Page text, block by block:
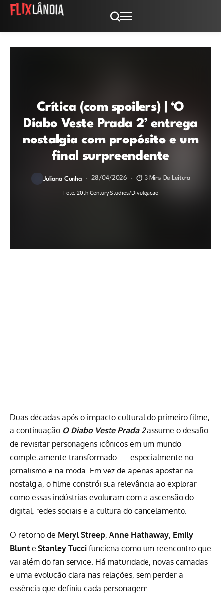
Crítica (com spoilers) | ‘O
Diabo Veste Prada 2’ entrega
nostalgia com propósito e um
final surpreendente
Juliana Cunha 28/04/2026 3 Mins De Leitura
Foto: 20th Century Studios/Divulgação
Duas décadas após o impacto cultural do primeiro filme,
a continuação O Diabo Veste Prada 2assume o desafio
de revisitar personagens icônicos em um mundo
completamente transformado — especialmente no
jornalismo e na moda. Em vez de apenas apostar na
nostalgia, o filme constrói sua relevância ao explorar
como essas indústrias evoluíram com a ascensão do
digital, redes sociais e a cultura do cancelamento.
O retorno de Meryl Streep, Anne Hathaway, Emily
Blunt e Stanley Tucci funciona como um reencontro que
vai além do fan service. Há maturidade, novas camadas
e uma evolução clara nas relações, sem perder a
essência que definiu cada personagem.